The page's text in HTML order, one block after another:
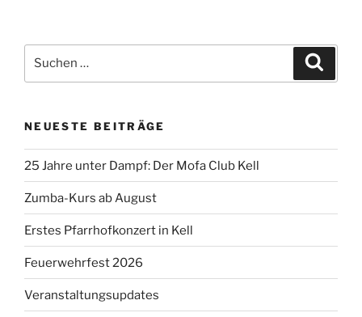
nach:
NEUESTE BEITRÄGE
25 Jahre unter Dampf: Der Mofa Club Kell
Zumba-Kurs ab August
Erstes Pfarrhofkonzert in Kell
Feuerwehrfest 2026
Veranstaltungsupdates